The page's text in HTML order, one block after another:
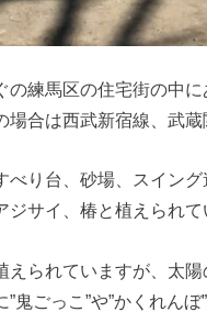
の練馬区の住宅街の中
場合は西武新宿線、武
べり台、砂場、スイン
ジサイ、椿と植えられ
えられていますが、太
鬼ごっこ”や”かくれん